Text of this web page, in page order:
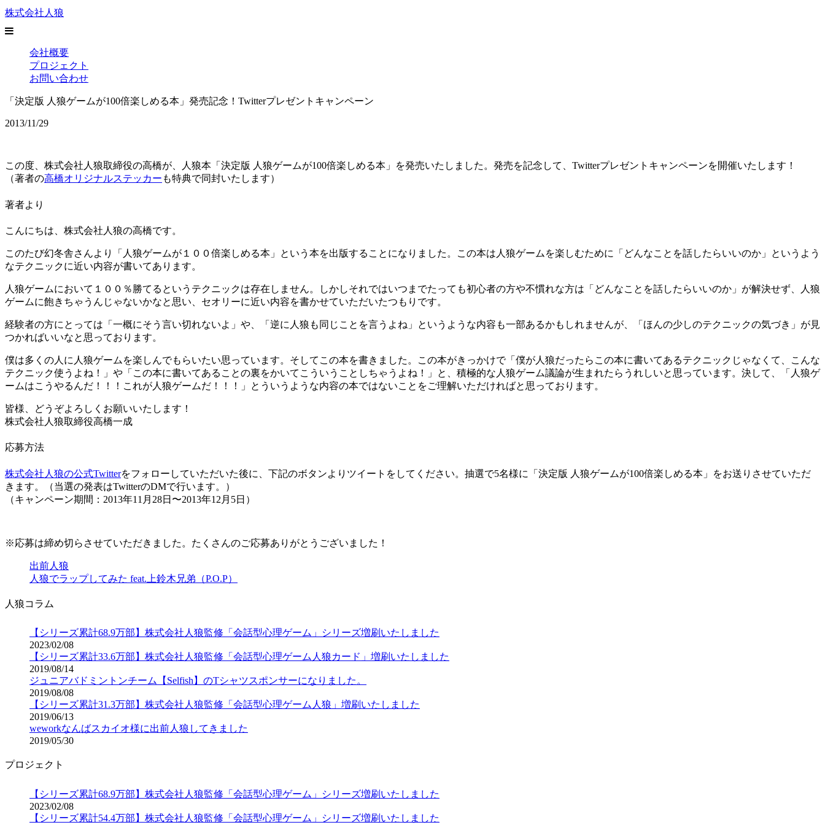
株式会社人狼
会社概要
プロジェクト
お問い合わせ
「決定版 人狼ゲームが100倍楽しめる本」発売記念！Twitterプレゼントキャンペーン
2013/11/29
この度、株式会社人狼取締役の高橋が、人狼本「決定版 人狼ゲームが100倍楽しめる本」を発売いたしました。発売を記念して、Twitterプレゼントキャンペーンを開催いたします！
（著者の高橋オリジナルステッカー も特典で同封いたします）
著者より
こんにちは、株式会社人狼の高橋です。
このたび幻冬舎さんより「人狼ゲームが１００倍楽しめる本」という本を出版することになりました。この本は人狼ゲームを楽しむために「どんなことを話したらいいのか」というよう
なテクニックに近い内容が書いてあります。
人狼ゲームにおいて１００％勝てるというテクニックは存在しません。しかしそれではいつまでたっても初心者の方や不慣れな方は「どんなことを話したらいいのか」が解決せず、人狼
ゲームに飽きちゃうんじゃないかなと思い、セオリーに近い内容を書かせていただいたつもりです。
経験者の方にとっては「一概にそう言い切れないよ」や、「逆に人狼も同じことを言うよね」というような内容も一部あるかもしれませんが、「ほんの少しのテクニックの気づき」が見
つかればいいなと思っております。
僕は多くの人に人狼ゲームを楽しんでもらいたい思っています。そしてこの本を書きました。この本がきっかけで「僕が人狼だったらこの本に書いてあるテクニックじゃなくて、こんな
テクニック使うよね！」や「この本に書いてあることの裏をかいてこういうことしちゃうよね！」と、積極的な人狼ゲーム議論が生まれたらうれしいと思っています。決して、「人狼ゲ
ームはこうやるんだ！！！これが人狼ゲームだ！！！」とういうような内容の本ではないことをご理解いただければと思っております。
皆様、どうぞよろしくお願いいたします！
株式会社人狼取締役高橋一成
応募方法
株式会社人狼の公式Twitterをフォローしていただいた後に、下記のボタンよりツイートをしてください。抽選で5名様に「決定版 人狼ゲームが100倍楽しめる本」をお送りさせていただ
きます。（当選の発表はTwitterのDMで行います。）
（キャンペーン期間：2013年11月28日〜2013年12月5日）
※応募は締め切らさせていただきました。たくさんのご応募ありがとうございました！
出前人狼
人狼でラップしてみた feat.上鈴木兄弟（P.O.P）
人狼コラム
【シリーズ累計68.9万部】株式会社人狼監修「会話型心理ゲーム」シリーズ増刷いたしました
2023/02/08
【シリーズ累計33.6万部】株式会社人狼監修「会話型心理ゲーム人狼カード」増刷いたしました
2019/08/14
ジュニアバドミントンチーム【Selfish】のTシャツスポンサーになりました。
2019/08/08
【シリーズ累計31.3万部】株式会社人狼監修「会話型心理ゲーム人狼」増刷いたしました
2019/06/13
weworkなんばスカイオ様に出前人狼してきました
2019/05/30
プロジェクト
【シリーズ累計68.9万部】株式会社人狼監修「会話型心理ゲーム」シリーズ増刷いたしました
2023/02/08
【シリーズ累計54.4万部】株式会社人狼監修「会話型心理ゲーム」シリーズ増刷いたしました